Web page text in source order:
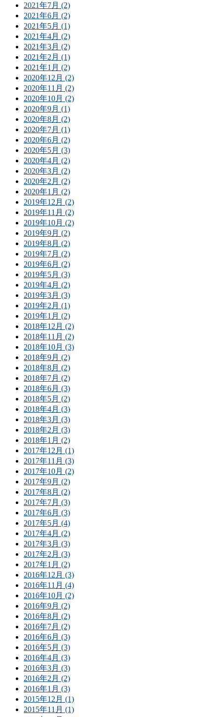
2021年7月 (2)
2021年6月 (2)
2021年5月 (1)
2021年4月 (2)
2021年3月 (2)
2021年2月 (1)
2021年1月 (2)
2020年12月 (2)
2020年11月 (2)
2020年10月 (2)
2020年9月 (1)
2020年8月 (2)
2020年7月 (1)
2020年6月 (2)
2020年5月 (3)
2020年4月 (2)
2020年3月 (2)
2020年2月 (2)
2020年1月 (2)
2019年12月 (2)
2019年11月 (2)
2019年10月 (2)
2019年9月 (2)
2019年8月 (2)
2019年7月 (2)
2019年6月 (2)
2019年5月 (3)
2019年4月 (2)
2019年3月 (3)
2019年2月 (1)
2019年1月 (2)
2018年12月 (2)
2018年11月 (2)
2018年10月 (3)
2018年9月 (2)
2018年8月 (2)
2018年7月 (2)
2018年6月 (3)
2018年5月 (2)
2018年4月 (3)
2018年3月 (3)
2018年2月 (3)
2018年1月 (2)
2017年12月 (1)
2017年11月 (3)
2017年10月 (2)
2017年9月 (2)
2017年8月 (2)
2017年7月 (3)
2017年6月 (3)
2017年5月 (4)
2017年4月 (2)
2017年3月 (3)
2017年2月 (3)
2017年1月 (2)
2016年12月 (3)
2016年11月 (4)
2016年10月 (2)
2016年9月 (2)
2016年8月 (2)
2016年7月 (2)
2016年6月 (3)
2016年5月 (3)
2016年4月 (3)
2016年3月 (3)
2016年2月 (2)
2016年1月 (3)
2015年12月 (1)
2015年11月 (1)